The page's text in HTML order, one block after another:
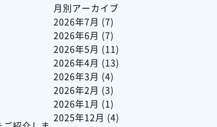
月別アーカイブ
2026年7月 (7)
2026年6月 (7)
2026年5月 (11)
2026年4月 (13)
2026年3月 (4)
2026年2月 (3)
2026年1月 (1)
2025年12月 (4)